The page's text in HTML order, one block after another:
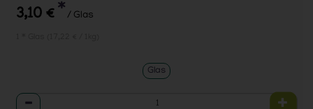
3,10 € * / Glas
Glas
Anzahl